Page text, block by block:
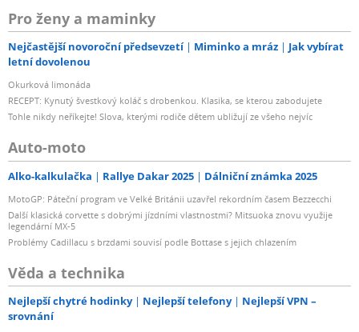
Pro ženy a maminky
Nejčastější novoroční předsevzetí Miminko a mráz
Jak vybírat
letní dovolenou
Okurková limonáda
RECEPT: Kynutý švestkový koláč s drobenkou. Klasika, se kterou zabodujete
Tohle nikdy neříkejte! Slova, kterými rodiče dětem ubližují ze všeho nejvíc
Auto-moto
Alko-kalkulačka Rallye Dakar 2025 Dálniční známka 2025
MotoGP: Páteční program ve Velké Británii uzavřel rekordním časem Bezzecchi
Další klasická corvette s dobrými jízdními vlastnostmi? Mitsuoka znovu využije
legendární MX-5
Problémy Cadillacu s brzdami souvisí podle Bottase s jejich chlazením
Věda a technika
Nejlepší chytré hodinky Nejlepší telefony
Nejlepší VPN –
srovnání